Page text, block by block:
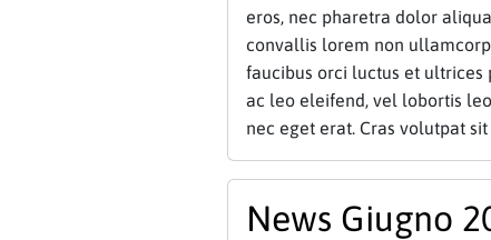
eros, nec pharetra dolor
convallis lorem non
faucibus orci luctus et ultrices
ac leo eleifend, vel lobortis
nec eget erat. Cras volutpat
News Giugno